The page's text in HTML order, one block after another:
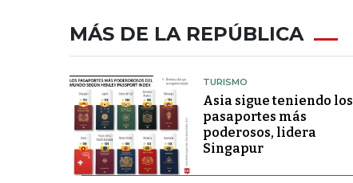
MÁS DE LA REPÚBLICA
TURISMO
Asia sigue teniendo los
pasaportes más
poderosos, lidera
Singapur